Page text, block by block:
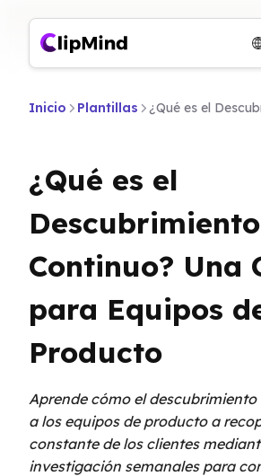
Inicio Plantillas
¿Qué es el
Descubrimiento
Continuo? Una
para Equipos
Producto
Aprende cómo el
a los equipos de producto a
constante de los clientes
investigación semanales para